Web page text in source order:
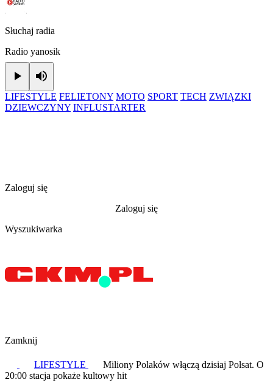
Słuchaj radia
Radio yanosik
Play
LIFESTYLE FELIETONY MOTO SPORT TECH ZWIĄZKI
DZIEWCZYNY INFLUSTARTER
Zaloguj się
Zaloguj się
Wyszukiwarka
Zamknij
LIFESTYLE
Miliony Polaków włączą dzisiaj Polsat. O
20:00 stacja pokaże kultowy hit